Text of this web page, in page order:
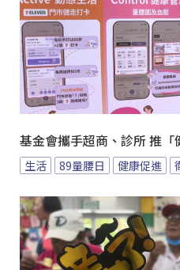
基金會攜手超商、診所 推「
生活 89量腰日 健康促進